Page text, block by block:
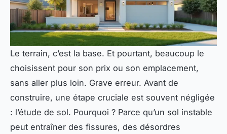
Le terrain, c’est la base. Et pourtant, beaucoup le
choisissent pour son prix ou son emplacement,
sans aller plus loin. Grave erreur. Avant de
construire, une étape cruciale est souvent négligée
: l’étude de sol. Pourquoi ? Parce qu’un sol instable
peut entraîner des fissures, des désordres